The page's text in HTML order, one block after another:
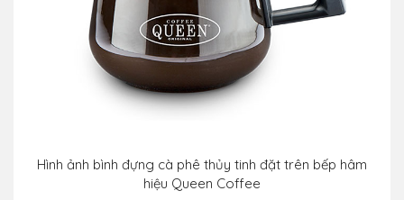
Hình ảnh bình đựng cà phê thủy tinh đặt trên bếp hâm
hiệu Queen Coffee